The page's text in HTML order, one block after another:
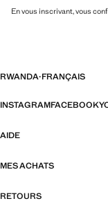
En vous inscrivant, vous
RWANDA·FRANÇAIS
INSTAGRAMFACEBOOK
AIDE
MES ACHATS
RETOURS